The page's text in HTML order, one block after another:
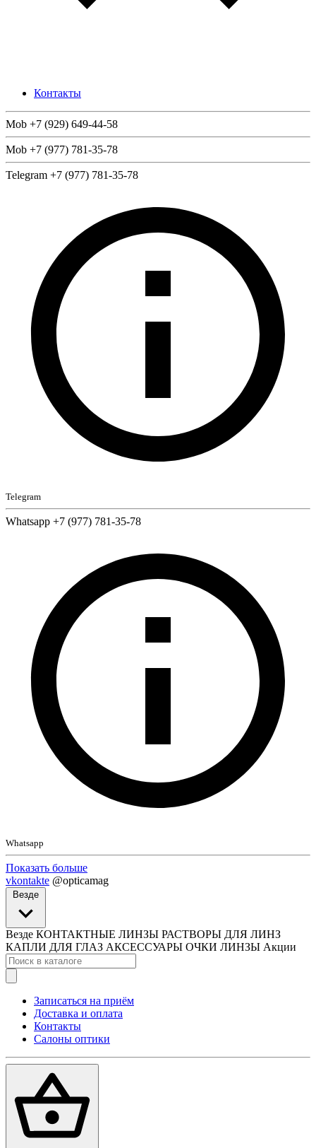
Контакты
Mob +7 (929) 649-44-58
Mob +7 (977) 781-35-78
Telegram +7 (977) 781-35-78
Telegram
Whatsapp +7 (977) 781-35-78
Whatsapp
Показать больше
vkontakte @opticamag
Везде
Везде КОНТАКТНЫЕ ЛИНЗЫ РАСТВОРЫ ДЛЯ ЛИНЗ
КАПЛИ ДЛЯ ГЛАЗ АКСЕССУАРЫ ОЧКИ ЛИНЗЫ Акции
Записаться на приём
Доставка и оплата
Контакты
Салоны оптики